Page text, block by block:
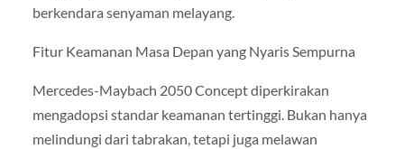
berkendara senyaman melayang.
Fitur Keamanan Masa Depan yang Nyaris Sempurna
Mercedes-Maybach 2050 Concept diperkirakan
mengadopsi standar keamanan tertinggi. Bukan hanya
melindungi dari tabrakan, tetapi juga melawan